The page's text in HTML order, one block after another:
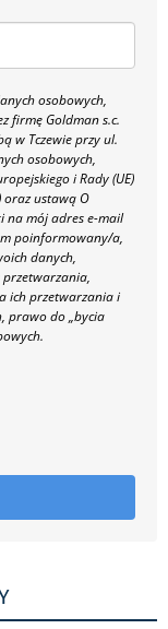
osobowych,
firmę Goldman s.c.
w Tczewie przy ul.
osobowych,
i Rady (UE)
oraz ustawą O
na mój adres e-mail
poinformowany/a,
danych,
ich przetwarzania i
prawo do „bycia